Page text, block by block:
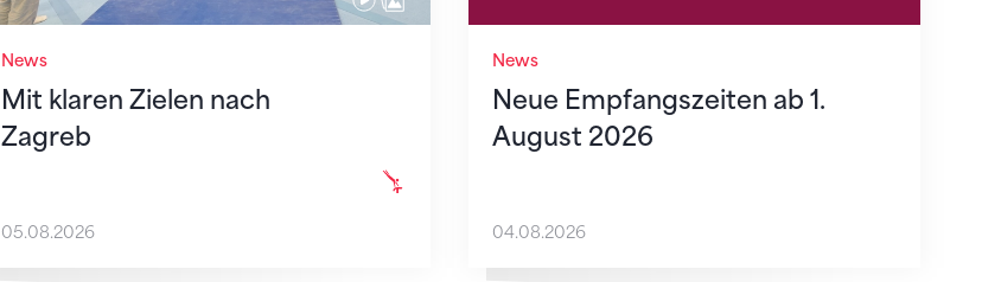
News
Mit klaren Zielen nach
Zagreb
05.08.2026
News
Neue Empfangszeiten ab 1.
August 2026
04.08.2026